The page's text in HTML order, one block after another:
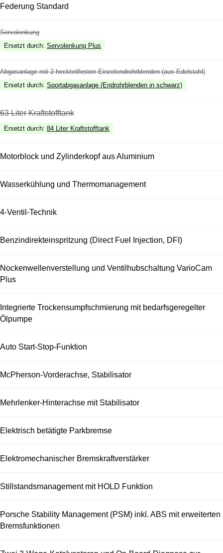
Federung Standard
Servolenkung
Ersetzt durch: Servolenkung Plus
Abgasanlage mit 2 heckteilfesten Einzelendrohrblenden (aus Edelstahl)
Ersetzt durch: Sportabgasanlage (Endrohrblenden in schwarz)
63 Liter Kraftstofftank
Ersetzt durch: 84 Liter Kraftstofftank
Motorblock und Zylinderkopf aus Aluminium
Wasserkühlung und Thermomanagement
4-Ventil-Technik
Benzindirekteinspritzung (Direct Fuel Injection, DFI)
Nockenwellenverstellung und Ventilhubschaltung VarioCam
Plus
Integrierte Trockensumpfschmierung mit bedarfsgeregelter
Ölpumpe
Auto Start-Stop-Funktion
McPherson-Vorderachse, Stabilisator
Mehrlenker-Hinterachse mit Stabilisator
Elektrisch betätigte Parkbremse
Elektromechanischer Bremskraftverstärker
Stillstandsmanagement mit HOLD Funktion
Porsche Stability Management (PSM) inkl. ABS mit erweiterten
Bremsfunktionen